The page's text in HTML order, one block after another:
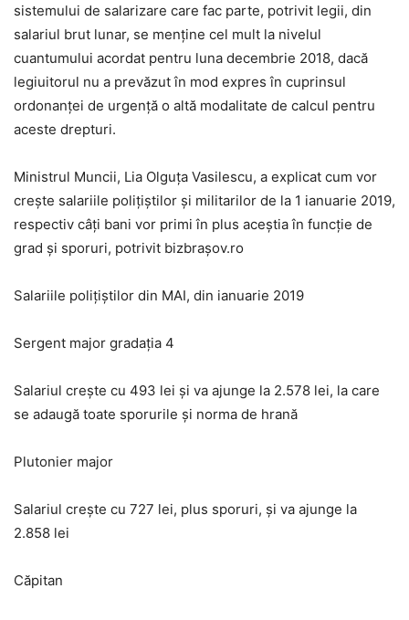
sistemului de salarizare care fac parte, potrivit legii, din
salariul brut lunar, se menţine cel mult la nivelul
cuantumului acordat pentru luna decembrie 2018, dacă
legiuitorul nu a prevăzut în mod expres în cuprinsul
ordonanţei de urgenţă o altă modalitate de calcul pentru
aceste drepturi.
Ministrul Muncii, Lia Olguţa Vasilescu, a explicat cum vor
creşte salariile poliţiştilor şi militarilor de la 1 ianuarie 2019,
respectiv câţi bani vor primi în plus aceştia în funcţie de
grad şi sporuri, potrivit bizbraşov.ro
Salariile poliţiştilor din MAI, din ianuarie 2019
Sergent major gradaţia 4
Salariul creşte cu 493 lei şi va ajunge la 2.578 lei, la care
se adaugă toate sporurile şi norma de hrană
Plutonier major
Salariul creşte cu 727 lei, plus sporuri, şi va ajunge la
2.858 lei
Căpitan